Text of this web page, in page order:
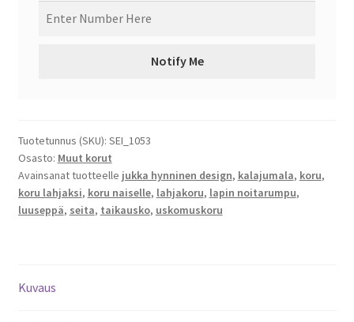
Notify Me
Tuotetunnus (SKU): SEI_1053
Osasto: Muut korut
Avainsanat tuotteelle jukka hynninen design, kalajumala, koru,
koru lahjaksi, koru naiselle, lahjakoru, lapin noitarumpu,
luuseppä, seita, taikausko, uskomuskoru
Kuvaus